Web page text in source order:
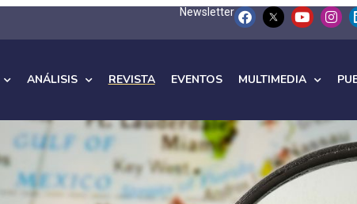
Newsletter
ANÁLISIS REVISTA EVENTOS MULTIMEDIA